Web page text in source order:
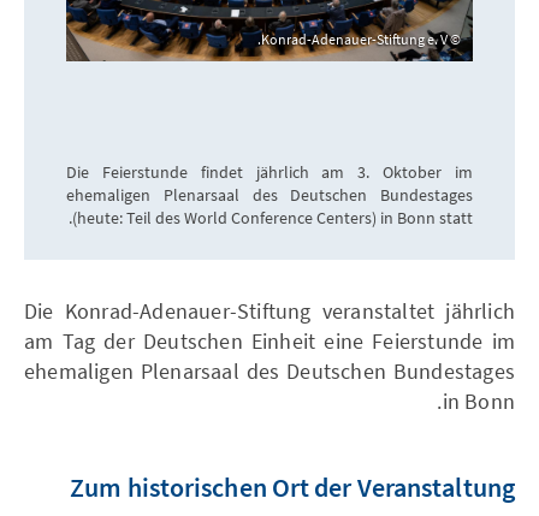
Konrad-Adenauer-Stiftung e. V.
Die Feierstunde findet jährlich am 3. Oktober im
ehemaligen Plenarsaal des Deutschen Bundestages
(heute: Teil des World Conference Centers) in Bonn statt.
Die Konrad-Adenauer-Stiftung veranstaltet jährlich
am Tag der Deutschen Einheit eine Feierstunde im
ehemaligen Plenarsaal des Deutschen Bundestages
in Bonn.
Zum historischen Ort der Veranstaltung